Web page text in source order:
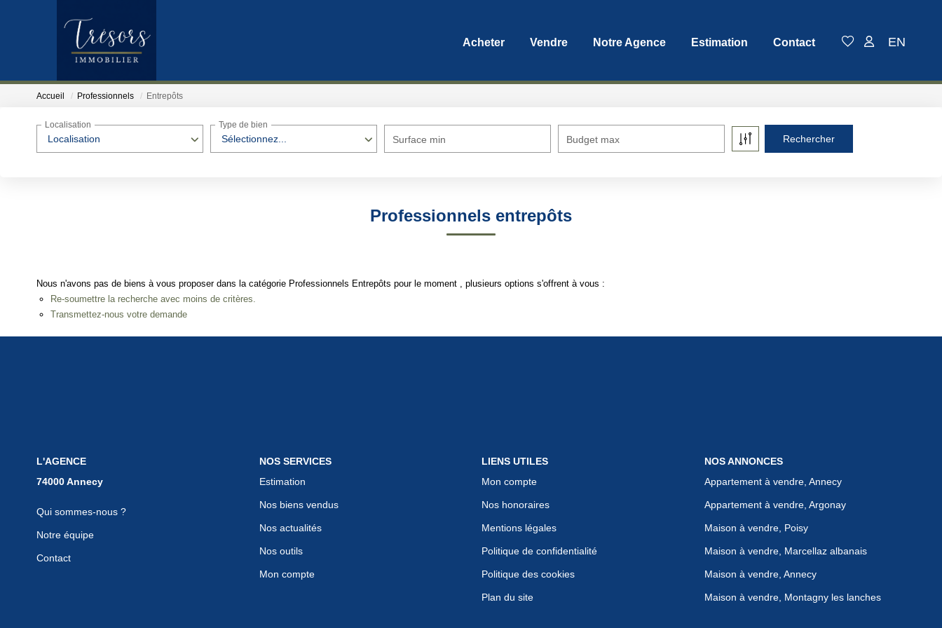
Acheter Vendre Notre Agence Estimation Contact EN
Accueil Professionnels Entrepôts
Localisation
Localisation
Sélectionnez...
Type de bien
Surface min Budget max
Professionnels entrepôts
Nous n'avons pas de biens à vous proposer dans la catégorie Professionnels Entrepôts pour le moment , plusieurs options s'offrent à vous :
Re-soumettre la recherche avec moins de critères.
Transmettez-nous votre demande
L'AGENCE
Qui sommes-nous ?
Notre équipe
Contact
NOS SERVICES
Estimation
Nos biens vendus
Nos actualités
Nos outils
Mon compte
LIENS UTILES
Mon compte
Nos honoraires
Mentions légales
Politique de confidentialité
Politique des cookies
Plan du site
NOS ANNONCES
Appartement à vendre, Annecy
Appartement à vendre, Argonay
Maison à vendre, Poisy
Maison à vendre, Marcellaz albanais
Maison à vendre, Annecy
Maison à vendre, Montagny les lanches